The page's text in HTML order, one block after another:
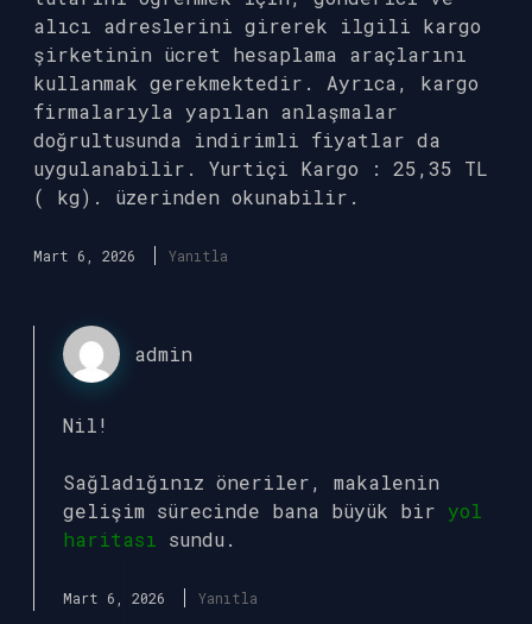
alıcı adreslerini girerek ilgili kargo
şirketinin ücret hesaplama araçlarını
kullanmak gerekmektedir. Ayrıca, kargo
firmalarıyla yapılan anlaşmalar
doğrultusunda indirimli fiyatlar da
uygulanabilir. Yurtiçi Kargo : 25,35 TL
( kg). üzerinden okunabilir.
Mart 6, 2026 Yanıtla
admin
Nil!
Sağladığınız öneriler, makalenin
gelişim sürecinde bana büyük bir yol
haritası sundu.
Mart 6, 2026 Yanıtla